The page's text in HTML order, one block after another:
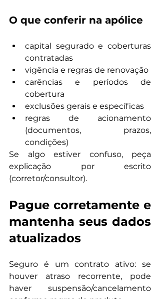
O que conferir na apólice
capital segurado e coberturas
contratadas
vigência e regras de renovação
carências e períodos de
cobertura
exclusões gerais e específicas
regras de acionamento
(documentos, prazos,
condições)
Se algo estiver confuso, peça
explicação por escrito
(corretor/consultor).
Pague corretamente e
mantenha seus dados
atualizados
Seguro é um contrato ativo: se
houver atraso recorrente, pode
haver suspensão/cancelamento